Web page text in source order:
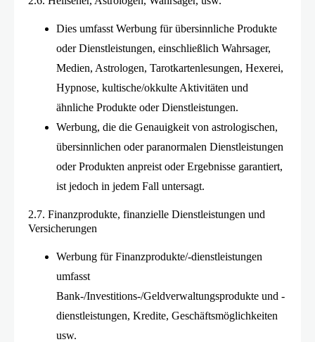
Dies umfasst Werbung für übersinnliche Produkte
oder Dienstleistungen, einschließlich Wahrsager,
Medien, Astrologen, Tarotkartenlesungen, Hexerei,
Hypnose, kultische/okkulte Aktivitäten und
ähnliche Produkte oder Dienstleistungen.
Werbung, die die Genauigkeit von astrologischen,
übersinnlichen oder paranormalen Dienstleistungen
oder Produkten anpreist oder Ergebnisse garantiert,
ist jedoch in jedem Fall untersagt.
2.7. Finanzprodukte, finanzielle Dienstleistungen und
Versicherungen
Werbung für Finanzprodukte/-dienstleistungen
umfasst
Bank-/Investitions-/Geldverwaltungsprodukte und -
dienstleistungen, Kredite, Geschäftsmöglichkeiten
usw.